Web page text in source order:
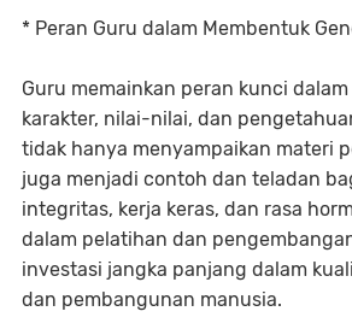
* Peran Guru dalam Membentuk
Guru memainkan peran kunci
karakter, nilai-nilai, dan
tidak hanya menyampaikan materi
juga menjadi contoh dan teladan
integritas, kerja keras, dan rasa
dalam pelatihan dan
investasi jangka panjang dalam
dan pembangunan manusia.